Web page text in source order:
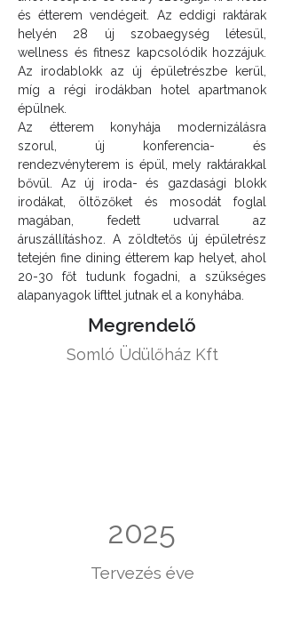
és étterem vendégeit. Az eddigi raktárak
helyén 28 új szobaegység létesül,
wellness és fitnesz kapcsolódik hozzájuk.
Az irodablokk az új épületrészbe kerül,
míg a régi irodákban hotel apartmanok
épülnek.
Az étterem konyhája modernizálásra
szorul, új konferencia- és
rendezvényterem is épül, mely raktárakkal
bővül. Az új iroda- és gazdasági blokk
irodákat, öltözőket és mosodát foglal
magában, fedett udvarral az
áruszállításhoz. A zöldtetős új épületrész
tetején fine dining étterem kap helyet, ahol
20-30 főt tudunk fogadni, a szükséges
alapanyagok lifttel jutnak el a konyhába.
Megrendelő
Somló Üdülőház Kft
2025
Tervezés éve